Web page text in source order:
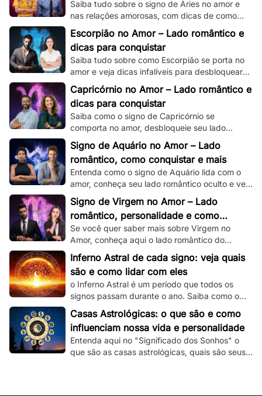
Saiba tudo sobre o signo de Áries no amor e
nas relações amorosas, com dicas de como
destravar seu intenso e ardente lado
romântico.
Escorpião no Amor – Lado romântico e
dicas para conquistar
Saiba tudo sobre como Escorpião se porta no
amor e veja dicas infalíveis para desbloquear
seu misterioso e enigmático lado romântico.
Capricórnio no Amor – Lado romântico e
dicas para conquistar
Saiba como o signo de Capricórnio se
comporta no amor, desbloqueie seu lado
romântico e veja dicas de como conquistar um
capricorniano!
Signo de Aquário no Amor – Lado
romântico, como conquistar e mais
Entenda como o signo de Aquário lida com o
amor, conheça seu lado romântico oculto e veja
dicas de como conquistar um aquariano!
Signo de Virgem no Amor – Lado
romântico, personalidade e como
conquistar
Se você quer saber mais sobre Virgem no
Amor, conheça aqui o lado romântico do
virginiano e confira dicas de como conquistá-
lo.
Inferno Astral de cada signo: veja quais
são e como lidar com eles
o Inferno Astral é um período que todos os
signos passam durante o ano. Saiba como o
seu signo é atingido e como lidar com essa
fase.
Casas Astrológicas: o que são e como
influenciam nossa vida e personalidade
Entenda aqui no "Significado dos Sonhos" o
que são as casas astrológicas, quais são seus